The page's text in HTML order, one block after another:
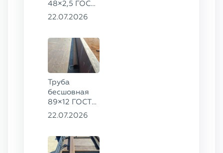
48×2,5 ГОСТ
8734-75, ст.
22.07.2026
Труба
бесшовная
89×12 ГОСТ
8732-78, ст.
22.07.2026